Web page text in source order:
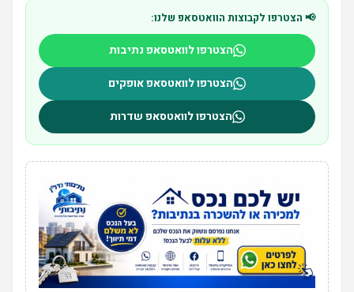
📢 הצטרפו לקבוצות הוואטסאפ שלנו:
הצטרפו לוואטסאפ נתיבות
הצטרפו לוואטסאפ אופקים
הצטרפו לוואטסאפ שדרות